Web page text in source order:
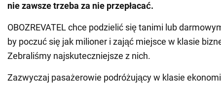
nie zawsze trzeba za nie przepłacać.
OBOZREVATEL chce podzielić się tanimi lub
by poczuć się jak milioner i zająć miejsce w klasie
Zebraliśmy najskuteczniejsze z nich.
Zazwyczaj pasażerowie podróżujący w klasie